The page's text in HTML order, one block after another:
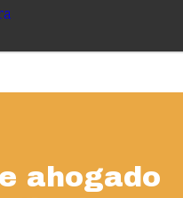
ahogado